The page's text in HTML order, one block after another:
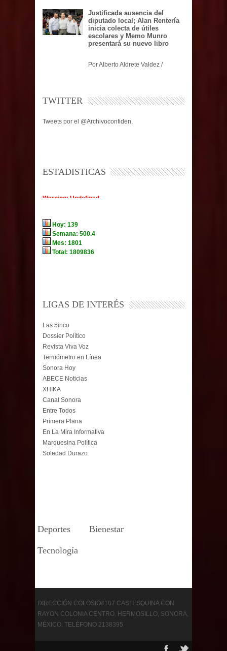
Justificada ausencia del
diputado local; Alan Rentería
inicia colecta de útiles
escolares y Memo Munro
presentará su nuevo libro
Por Alberto Aldrete Valdez /
TWITTER
Tweets por el @Archivoconfiden.
ESTADISTICAS
LIGAS DE INTERÉS
Las 5inco
Dossier Político
Revista Viva Voz
Termómetro en Línea
Sonora Hoy
ABECE Noticias
XHIKA
Canal Sonora
Entre Todos
Primera Plana
En La Mira Informativa
Marquesina Política
Soledad Durazo
Deportes Bienestar
Tecnología
DIRECCIÓN COLOSIO#107 CASI ESQUINA CON
RAYON COLONIA CENTRO. HERMOSILLO, SONORA,
MÉXICO. TELÉFONO 2138395